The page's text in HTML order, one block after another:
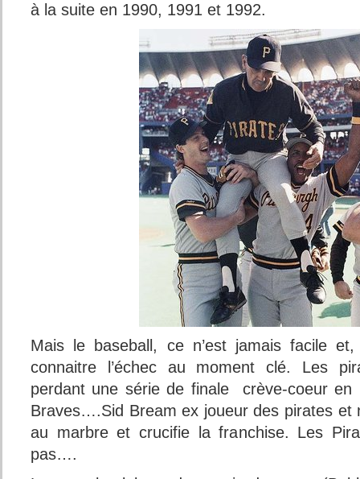
à la suite en 1990, 1991 et 1992.
Mais le baseball, ce n’est jamais facile
connaitre l’échec au moment clé. Les
perdant une série de finale crève-coeur en
Braves….Sid Bream ex joueur des pirates et
au marbre et crucifie la franchise. Les
pas….